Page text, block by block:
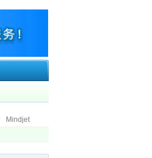
Mindjet
Limited.